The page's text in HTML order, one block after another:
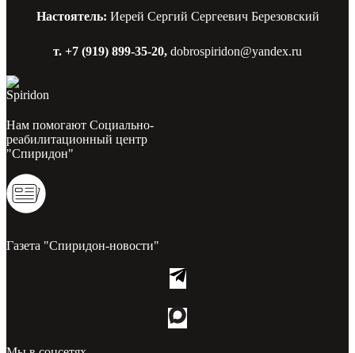
Настоятель: Иерей Сергий Сергеевич Березовский
т. +7 (919) 899-35-20, dobrospiridon@yandex.ru
Нам помогают Социально-
реабилитационный центр
"Спиридон"
Газета "Спиридон-новости"